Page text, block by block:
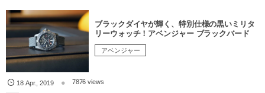
ブラックダイヤが輝く、特別仕様の黒いミリタ
リーウォッチ！アベンジャー ブラックバード
アベンジャー
18 Apr. ,2019 7876 views